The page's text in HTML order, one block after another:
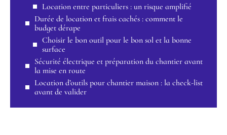
Location entre particuliers : un risque amplifié
Durée de location et frais cachés : comment le
budget dérape
Choisir le bon outil pour le bon sol et la bonne
surface
Sécurité électrique et préparation du chantier avant
la mise en route
Location d’outils pour chantier maison : la check-list
avant de valider